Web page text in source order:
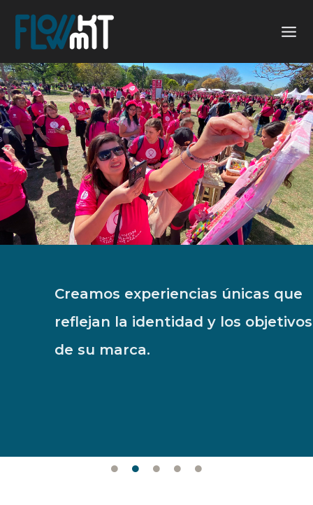
contenido
Creamos experiencias únicas que
reflejan la identidad y los objetivos
de su marca.